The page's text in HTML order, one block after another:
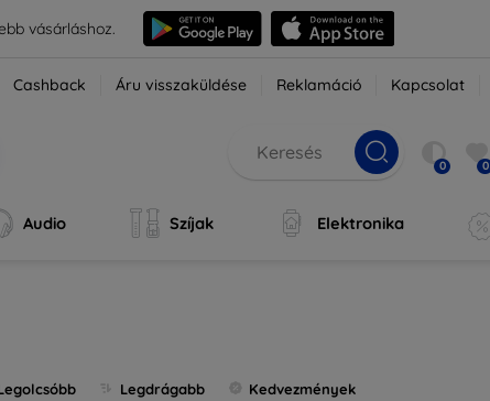
vásárláshoz.
Cashback Áru visszaküldése Reklamáció Kapcsolat
0 0
Audio Szíjak Elektronika
Legdrágabb Kedvezmények